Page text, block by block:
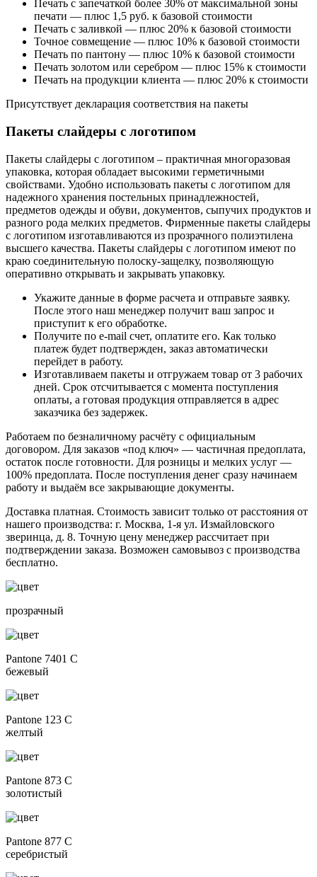
Печать с запечаткой более 30% от максимальной зоны
печати — плюс 1,5 руб. к базовой стоимости
Печать с заливкой — плюс 20% к базовой стоимости
Точное совмещение — плюс 10% к базовой стоимости
Печать по пантону — плюс 10% к базовой стоимости
Печать золотом или серебром — плюс 15% к стоимости
Печать на продукции клиента — плюс 20% к стоимости
Присутствует декларация соответствия на пакеты
Пакеты слайдеры с логотипом
Пакеты слайдеры с логотипом – практичная многоразовая
упаковка, которая обладает высокими герметичными
свойствами. Удобно использовать пакеты с логотипом для
надежного хранения постельных принадлежностей,
предметов одежды и обуви, документов, сыпучих продуктов и
разного рода мелких предметов. Фирменные пакеты слайдеры
с логотипом изготавливаются из прозрачного полиэтилена
высшего качества. Пакеты слайдеры с логотипом имеют по
краю соединительную полоску-защелку, позволяющую
оперативно открывать и закрывать упаковку.
Укажите данные в форме расчета и отправьте заявку.
После этого наш менеджер получит ваш запрос и
приступит к его обработке.
Получите по e-mail счет, оплатите его. Как только
платеж будет подтвержден, заказ автоматически
перейдет в работу.
Изготавливаем пакеты и отгружаем товар от 3 рабочих
дней. Срок отсчитывается с момента поступления
оплаты, а готовая продукция отправляется в адрес
заказчика без задержек.
Работаем по безналичному расчёту с официальным
договором. Для заказов «под ключ» — частичная предоплата,
остаток после готовности. Для розницы и мелких услуг —
100% предоплата. После поступления денег сразу начинаем
работу и выдаём все закрывающие документы.
Доставка платная. Стоимость зависит только от расстояния от
нашего производства: г. Москва, 1-я ул. Измайловского
зверинца, д. 8. Точную цену менеджер рассчитает при
подтверждении заказа. Возможен самовывоз с производства
бесплатно.
прозрачный
Pantone 7401 C
бежевый
Pantone 123 C
желтый
Pantone 873 C
золотистый
Pantone 877 C
серебристый